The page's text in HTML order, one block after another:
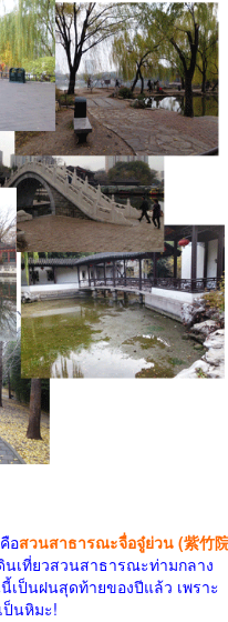
อสวนสาธารณะจื่อจู๋ย่วน (紫竹
นเที่ยวสวนสาธารณะท่ามกลาง
เป็นฝนสุดท้ายของปีแล้ว เพราะ
ป็นหิมะ!